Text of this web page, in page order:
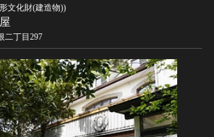
財
お知らせ一覧
関連サイトリンク
サイトマップ
サイトのご意見はこちら
文化財(建造物))
二丁目297